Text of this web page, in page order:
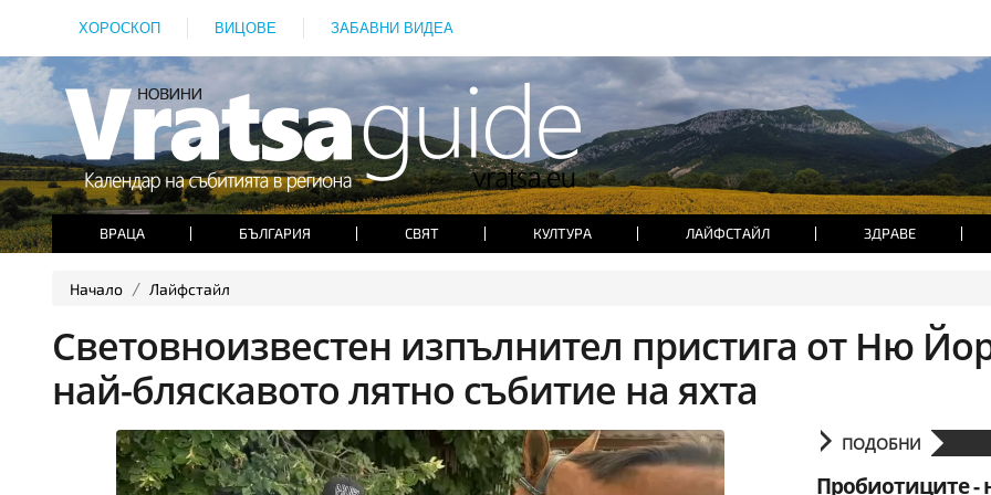
ХОРОСКОП ВИЦОВЕ ЗАБАВНИ ВИДЕА
ВРАЦА БЪЛГАРИЯ СВЯТ КУЛТУРА ЛАЙФСТАЙЛ ЗДРАВЕ
Начало Лайфстайл
Световноизвестен изпълнител пристига от Ню
най-бляскавото лятно събитие на яхта
ПОДОБНИ
Пробиотиците -